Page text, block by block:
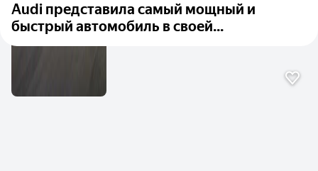
Audi представила самый мощный и
быстрый автомобиль в своей...